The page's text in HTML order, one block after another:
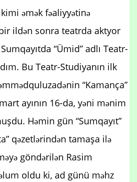
əmək fəaliyyətinə
ildən sonra teatrda aktyor
“Ümid” adlı Teatr-
Bu Teatr-Studiyanın ilk
“Kamança”
ayının 16-da, yəni mənim
Həmin gün “Sumqayıt”
qəzetlərindən tamaşa ilə
göndərilən Rasim
oldu ki, ad günü məhz